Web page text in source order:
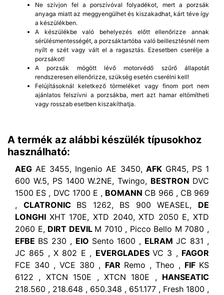
Ne szívjon fel a porszívóval folyadékot, mert a porzsák
anyaga miatt az meggyengülhet és kiszakadhat, kárt téve így
a készülékben.
A készülékbe való behelyezés előtt ellenőrizze annak
sérülésmentességét, a porzsáktartóba való beillesztésnél nem
nyílt e szét vagy vált el a ragasztás. Ezesetben cserélje a
porzsákot!
A porzsák mögött lévő motorvédő szűrő állapotát
rendszeresen ellenőrizze, szükség esetén cserélni kell!
Felújításoknál keletkező törmeléket vagy finom port nem
ajánlatos felszívni a porzsákba, mert azt hamar eltömítheti
vagy rosszab esetben kiszakíthatja.
A termék az alábbi készülék típusokhoz
használható:
AEG AE 3455, Ingenio AE 3450, AFKGR45, PS 1
600 W.5, PS 1400 W.2NE, Twingo, BESTRON DVC
1500 ES , DVC 1700 E , BOMANN CB 966 , CB 969
, CLATRONIC BS 1262, BS 900 WEASEL, DE
LONGHI XHT 170E, XTD 2040, XTD 2050 E, XTD
2060 E, DIRT DEVIL M 7010 , Picco Bello M 7080 ,
EFBE BS 230 , EIO Sento 1600 , ELRAMJC 831 ,
JC 865 , X 802 E , EVERGLADES VC 3 , FAGOR
FCE 340 , VCE 380 , FAR Remo , Theo , FIF KS
6122 , XTCN 150E , XTCN 180E , HANSEATIC
218.560 , 218.648 , 650.348 , 651.177 , Fresh 1800 ,